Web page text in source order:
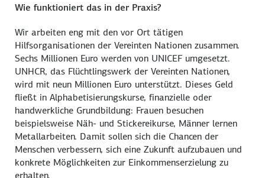
Wie funktioniert das in der Praxis?
Wir arbeiten eng mit den vor Ort tätigen
Hilfsorganisationen der Vereinten Nationen zusammen.
Sechs Millionen Euro werden von UNICEF umgesetzt.
UNHCR, das Flüchtlingswerk der Vereinten Nationen,
wird mit neun Millionen Euro unterstützt. Dieses Geld
fließt in Alphabetisierungskurse, finanzielle oder
handwerkliche Grundbildung: Frauen besuchen
beispielsweise Näh- und Stickereikurse, Männer lernen
Metallarbeiten. Damit sollen sich die Chancen der
Menschen verbessern, sich eine Zukunft aufzubauen und
konkrete Möglichkeiten zur Einkommenserzielung zu
erhalten.